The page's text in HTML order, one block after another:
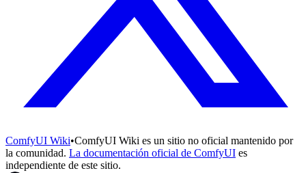
ComfyUI Wiki•ComfyUI Wiki es un sitio no oficial mantenido por
la comunidad. La documentación oficial de ComfyUI es
independiente de este sitio.